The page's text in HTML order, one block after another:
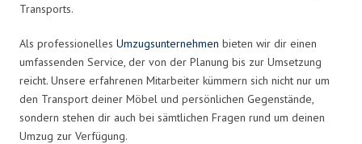
Transports.
Als professionelles Umzugsunternehmen bieten wir dir einen
umfassenden Service, der von der Planung bis zur Umsetzung
reicht. Unsere erfahrenen Mitarbeiter kümmern sich nicht nur um
den Transport deiner Möbel und persönlichen Gegenstände,
sondern stehen dir auch bei sämtlichen Fragen rund um deinen
Umzug zur Verfügung.